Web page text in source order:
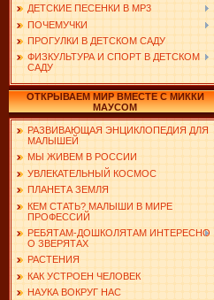
ДЕТСКИЕ ПЕСЕНКИ В MP3
ПОЧЕМУЧКИ
ПРОГУЛКИ В ДЕТСКОМ САДУ
ФИЗКУЛЬТУРА И СПОРТ В ДЕТСКОМ
САДУ
ОТКРЫВАЕМ МИР ВМЕСТЕ С МИККИ
МАУСОМ
РАЗВИВАЮЩАЯ ЭНЦИКЛОПЕДИЯ ДЛЯ
МАЛЫШЕЙ
МЫ ЖИВЕМ В РОССИИ
УВЛЕКАТЕЛЬНЫЙ КОСМОС
ПЛАНЕТА ЗЕМЛЯ
КЕМ СТАТЬ? МАЛЫШИ В МИРЕ
ПРОФЕССИЙ
РЕБЯТАМ-ДОШКОЛЯТАМ ИНТЕРЕСНО
О ЗВЕРЯТАХ
РАСТЕНИЯ
КАК УСТРОЕН ЧЕЛОВЕК
НАУКА ВОКРУГ НАС